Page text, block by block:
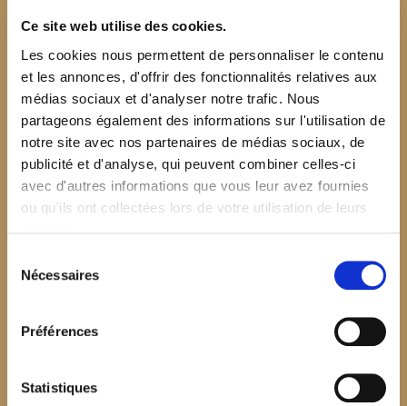
Ce site web utilise des cookies.
Les cookies nous permettent de personnaliser le contenu
et les annonces, d'offrir des fonctionnalités relatives aux
médias sociaux et d'analyser notre trafic. Nous
partageons également des informations sur l'utilisation de
notre site avec nos partenaires de médias sociaux, de
publicité et d'analyse, qui peuvent combiner celles-ci
avec d'autres informations que vous leur avez fournies
ou qu'ils ont collectées lors de votre utilisation de leurs
Nécessaires
Préférences
Statistiques